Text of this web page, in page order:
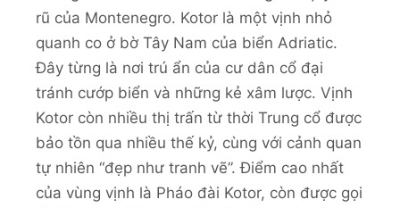
rũ của Montenegro. Kotor là một vịnh nhỏ
quanh co ở bờ Tây Nam của biển Adriatic.
Đây từng là nơi trú ẩn của cư dân cổ đại
tránh cướp biển và những kẻ xâm lược. Vịnh
Kotor còn nhiều thị trấn từ thời Trung cổ được
bảo tồn qua nhiều thế kỷ, cùng với cảnh quan
tự nhiên “đẹp như tranh vẽ”. Điểm cao nhất
của vùng vịnh là Pháo đài Kotor, còn được gọi